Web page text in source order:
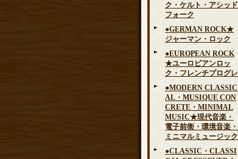
ク・ケルト・アシッド
フォーク
●GERMAN ROCK★
ジャーマン・ロック
●EUROPEAN ROCK
★ユーロピアンロッ
ク・フレンチプログレ
●MODERN CLASSIC
AL・MUSIQUE CON
CRETE・MINIMAL
MUSIC★現代音楽・
電子前衛・環境音楽・
ミニマルミュージック
●CLASSIC・CLASSI